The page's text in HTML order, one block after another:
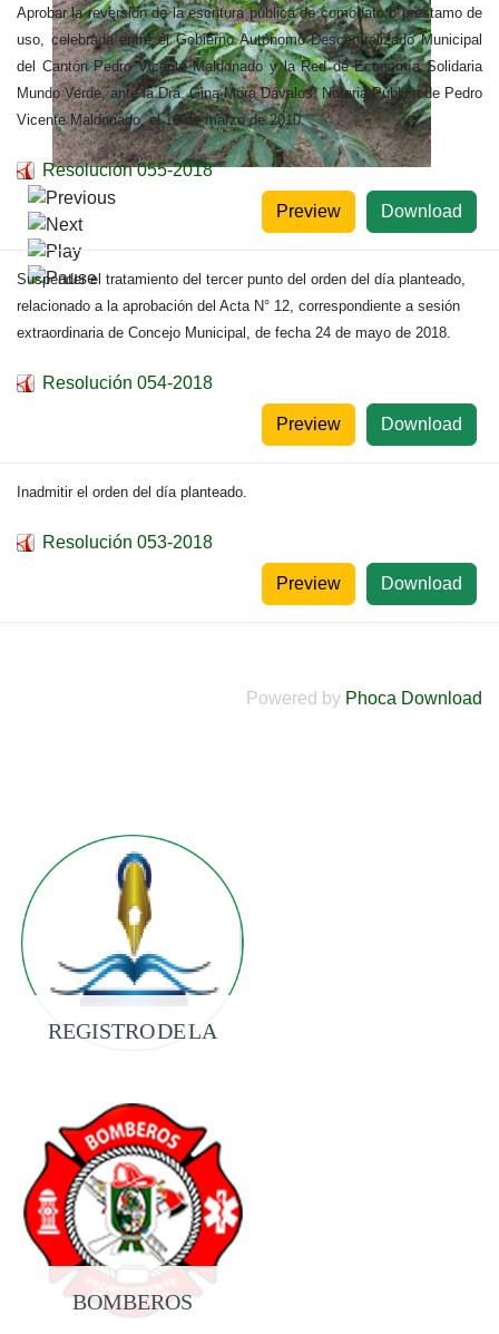
Aprobar la reversión de la escritura pública de comodato o préstamo de
uso, celebrada entre el Gobierno Autónomo Descentralizado Municipal
del Cantón Pedro Vicente Maldonado y la Red de Economía Solidaria
Mundo Verde, ante la Dra. Gina Mora Dávalos, Notaria Pública de Pedro
Vicente Maldonado, el 16 de marzo de 2010.
Resolución 055-2018
Download
Preview
Suspender el tratamiento del tercer punto del orden del día planteado,
relacionado a la aprobación del Acta N° 12, correspondiente a sesión
extraordinaria de Concejo Municipal, de fecha 24 de mayo de 2018.
Resolución 054-2018
Download
Preview
Inadmitir el orden del día planteado.
Resolución 053-2018
Download
Preview
Powered by Phoca Download
REGISTRO DE LA
BOMBEROS